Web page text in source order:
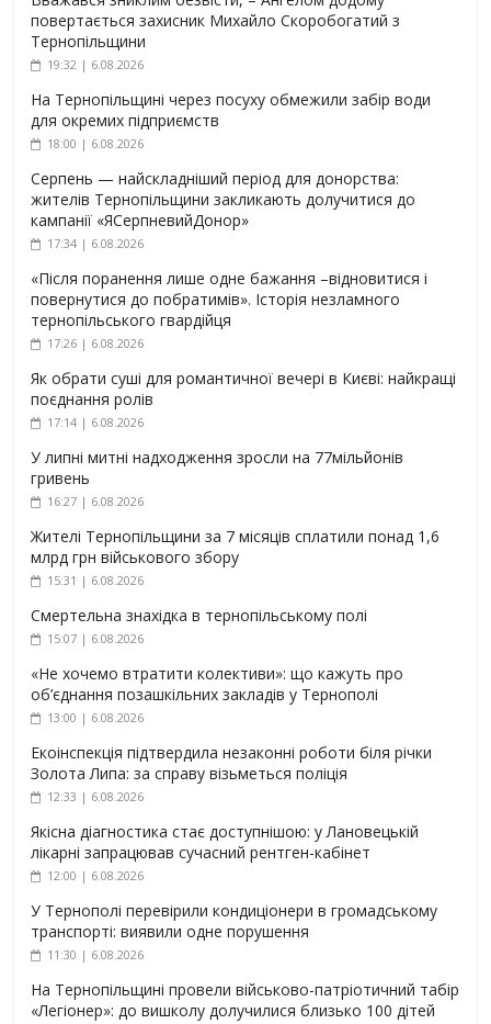
повертається захисник Михайло Скоробогатий з
Тернопільщини
19:32 | 6.08.2026
На Тернопільщині через посуху обмежили забір води
для окремих підприємств
18:00 | 6.08.2026
Серпень — найскладніший період для донорства:
жителів Тернопільщини закликають долучитися до
кампанії «ЯСерпневийДонор»
17:34 | 6.08.2026
«Після поранення лише одне бажання –відновитися і
повернутися до побратимів». Історія незламного
тернопільського гвардійця
17:26 | 6.08.2026
Як обрати суші для романтичної вечері в Києві: найкращі
поєднання ролів
17:14 | 6.08.2026
У липні митні надходження зросли на 77мільйонів
гривень
16:27 | 6.08.2026
Жителі Тернопільщини за 7 місяців сплатили понад 1,6
млрд грн військового збору
15:31 | 6.08.2026
Смертельна знахідка в тернопільському полі
15:07 | 6.08.2026
«Не хочемо втратити колективи»: що кажуть про
об’єднання позашкільних закладів у Тернополі
13:00 | 6.08.2026
Екоінспекція підтвердила незаконні роботи біля річки
Золота Липа: за справу візьметься поліція
12:33 | 6.08.2026
Якісна діагностика стає доступнішою: у Лановецькій
лікарні запрацював сучасний рентген-кабінет
12:00 | 6.08.2026
У Тернополі перевірили кондиціонери в громадському
транспорті: виявили одне порушення
11:30 | 6.08.2026
На Тернопільщині провели військово-патріотичний табір
«Легіонер»: до вишколу долучилися близько 100 дітей